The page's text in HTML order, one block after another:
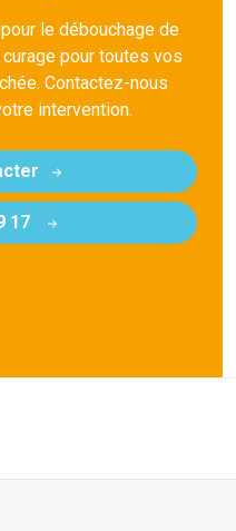
le débouchage de
pour toutes vos
Contactez-nous
intervention.
17